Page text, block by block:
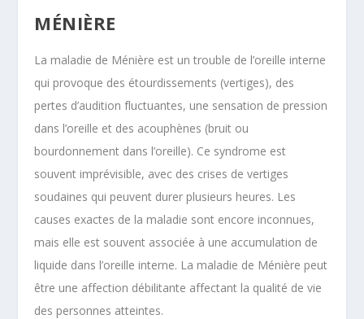
MÉNIÈRE
La maladie de Ménière est un trouble de l’oreille interne
qui provoque des étourdissements (vertiges), des
pertes d’audition fluctuantes, une sensation de pression
dans l’oreille et des acouphènes (bruit ou
bourdonnement dans l’oreille). Ce syndrome est
souvent imprévisible, avec des crises de vertiges
soudaines qui peuvent durer plusieurs heures. Les
causes exactes de la maladie sont encore inconnues,
mais elle est souvent associée à une accumulation de
liquide dans l’oreille interne. La maladie de Ménière peut
être une affection débilitante affectant la qualité de vie
des personnes atteintes.